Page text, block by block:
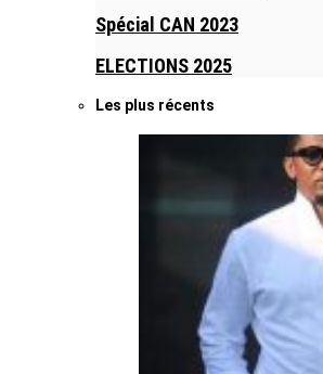
Spécial CAN 2023
ELECTIONS 2025
Les plus récents